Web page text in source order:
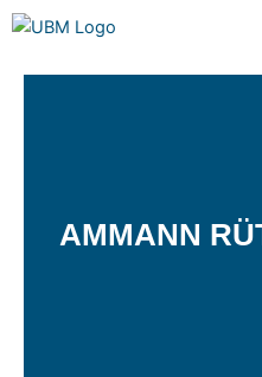
Zum
Inhalt
springen
AMMANN